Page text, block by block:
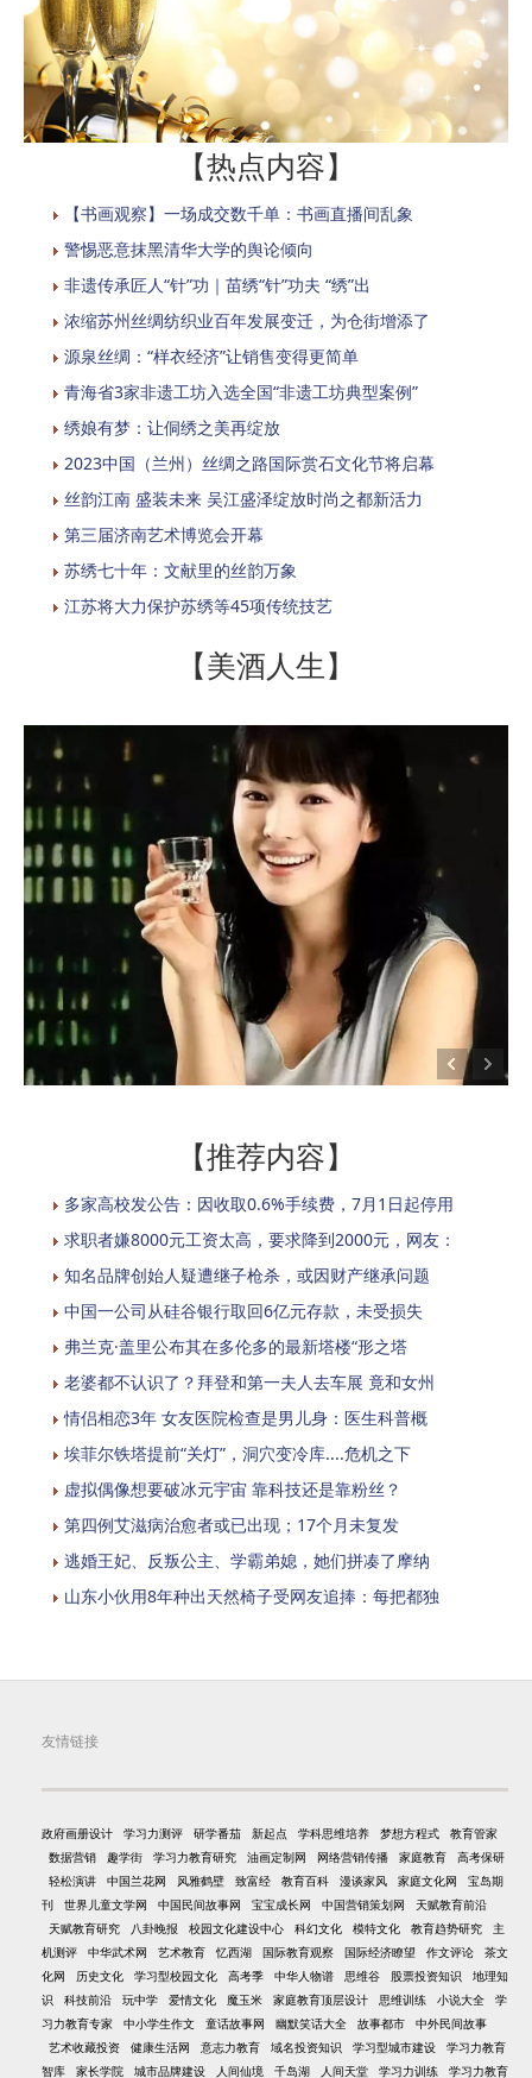
【热点内容】
【书画观察】一场成交数千单：书画直播间乱象
警惕恶意抹黑清华大学的舆论倾向
非遗传承匠人“针”功｜苗绣“针”功夫 “绣”出
浓缩苏州丝绸纺织业百年发展变迁，为仓街增添了
源泉丝绸：“样衣经济”让销售变得更简单
青海省3家非遗工坊入选全国“非遗工坊典型案例”
绣娘有梦：让侗绣之美再绽放
2023中国（兰州）丝绸之路国际赏石文化节将启幕
丝韵江南 盛装未来 吴江盛泽绽放时尚之都新活力
第三届济南艺术博览会开幕
苏绣七十年：文献里的丝韵万象
江苏将大力保护苏绣等45项传统技艺
【美酒人生】
【推荐内容】
多家高校发公告：因收取0.6%手续费，7月1日起停用
求职者嫌8000元工资太高，要求降到2000元，网友：
知名品牌创始人疑遭继子枪杀，或因财产继承问题
中国一公司从硅谷银行取回6亿元存款，未受损失
弗兰克·盖里公布其在多伦多的最新塔楼“形之塔
老婆都不认识了？拜登和第一夫人去车展 竟和女州
情侣相恋3年 女友医院检查是男儿身：医生科普概
埃菲尔铁塔提前“关灯”，洞穴变冷库....危机之下
虚拟偶像想要破冰元宇宙 靠科技还是靠粉丝？
第四例艾滋病治愈者或已出现；17个月未复发
逃婚王妃、反叛公主、学霸弟媳，她们拼凑了摩纳
山东小伙用8年种出天然椅子受网友追捧：每把都独
友情链接
政府画册设计 学习力测评 研学番茄 新起点 学科思维培养 梦想方程式
教育管家
数据营销
趣学街 学习力教育研究 油画定制网 网络营销传播 家庭教育
高考保研
轻松演讲
中国兰花网 风雅鹤壁 致富经 教育百科 漫谈家风 家庭文化网
宝岛期
刊
世界儿童文学网 中国民间故事网 宝宝成长网 中国营销策划网
天赋教育前沿
天赋教育研究
八卦晚报 校园文化建设中心 科幻文化 模特文化 教育趋势研究
主
机测评
中华武术网 艺术教育 忆西湖 国际教育观察 国际经济瞭望 作文评论
茶文
化网
历史文化 学习型校园文化 高考季 中华人物谱 思维谷 股票投资知识
地理知
识
科技前沿 玩中学 爱情文化 魔玉米 家庭教育顶层设计 思维训练 小说大全
学
习力教育专家
中小学生作文 童话故事网 幽默笑话大全 故事都市
中外民间故事
艺术收藏投资
健康生活网 意志力教育 域名投资知识 学习型城市建设
学习力教育
智库
家长学院 城市品牌建设 人间仙境 千岛湖 人间天堂 学习力训练 学习力教育